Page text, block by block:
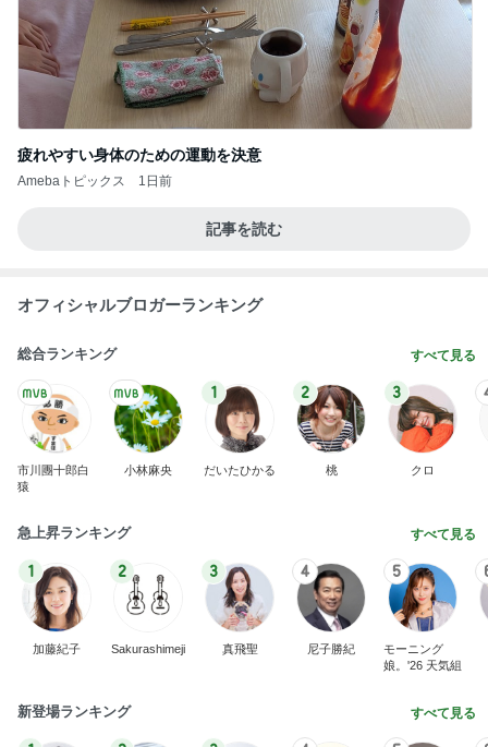
疲れやすい身体のための運動を決意
Amebaトピックス 1日前
記事を読む
オフィシャルブロガーランキング
総合ランキング すべて見る
市川團十郎白
猿
小林麻央
1
だいたひかる
2
桃
3
クロ
急上昇ランキング すべて見る
1
加藤紀子
2
Sakurashimeji
3
真飛聖
4
尼子勝紀
5
モーニング
娘。'26 天気組
新登場ランキング すべて見る